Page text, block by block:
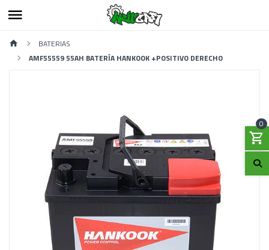
0
BATERIAS
AMF55559 55AH BATERÍA HANKOOK +POSITIVO DERECHO
Previous